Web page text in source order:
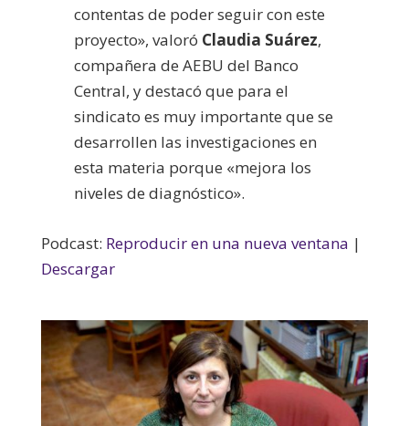
contentas de poder seguir con este
proyecto», valoró Claudia Suárez,
compañera de AEBU del Banco
Central, y destacó que para el
sindicato es muy importante que se
desarrollen las investigaciones en
esta materia porque «mejora los
niveles de diagnóstico».
Podcast: Reproducir en una nueva ventana |
Descargar